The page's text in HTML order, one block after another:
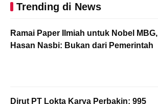
Trending di News
Ramai Paper Ilmiah untuk Nobel MBG,
Hasan Nasbi: Bukan dari Pemerintah
Dirut PT Lokta Karya Perbakin: 995